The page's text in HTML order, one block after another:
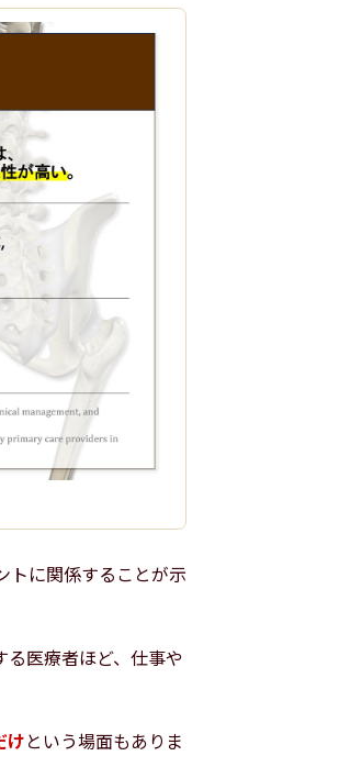
トに関係することが示
る医療者ほど、仕事や
け という場面もありま